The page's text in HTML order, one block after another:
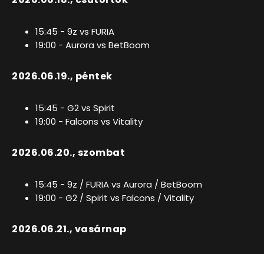
15:45 - 9z vs FURIA
19:00 - Aurora vs BetBoom
2026.06.19., péntek
15:45 - G2 vs Spirit
19:00 - Falcons vs Vitality
2026.06.20., szombat
15:45 - 9z / FURIA vs Aurora / BetBoom
19:00 - G2 / Spirit vs Falcons / Vitality
2026.06.21., vasárnap